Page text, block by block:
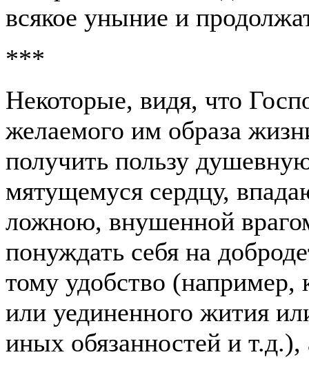
всякое уныние и
***
Некоторые, видя, что
желаемого им образа
получить пользу
мятущемуся сердцу,
ложною, внушенной
понуждать себя на
тому удобство (например,
или уединенного жития
иных обязанностей и